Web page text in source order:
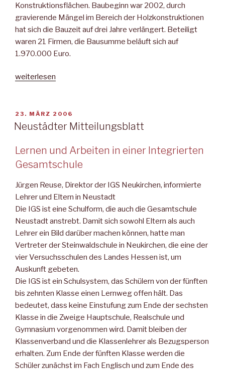
Konstruktionsflächen. Baubeginn war 2002, durch
gravierende Mängel im Bereich der Holzkonstruktionen
hat sich die Bauzeit auf drei Jahre verlängert. Beteiligt
waren 21 Firmen, die Bausumme beläuft sich auf
1.970.000 Euro.
„Neustädter
weiterlesen
VERÖFFENTLICHT
AM
23. MÄRZ 2006
Neustädter Mitteilungsblatt
Lernen und Arbeiten in einer Integrierten
Gesamtschule
Jürgen Reuse, Direktor der IGS Neukirchen, informierte
Lehrer und Eltern in Neustadt
Die IGS ist eine Schulform, die auch die Gesamtschule
Neustadt anstrebt. Damit sich sowohl Eltern als auch
Lehrer ein Bild darüber machen können, hatte man
Vertreter der Steinwaldschule in Neukirchen, die eine der
vier Versuchsschulen des Landes Hessen ist, um
Auskunft gebeten.
Die IGS ist ein Schulsystem, das Schülern von der fünften
bis zehnten Klasse einen Lernweg offen hält. Das
bedeutet, dass keine Einstufung zum Ende der sechsten
Klasse in die Zweige Hauptschule, Realschule und
Gymnasium vorgenommen wird. Damit bleiben der
Klassenverband und die Klassenlehrer als Bezugsperson
erhalten. Zum Ende der fünften Klasse werden die
Schüler zunächst im Fach Englisch und zum Ende des